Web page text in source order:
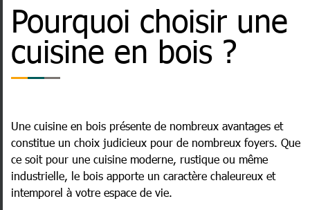
CUISINISTES
Pourquoi choisir une
cuisine en bois ?
Une cuisine en bois présente de nombreux avantages et
constitue un choix judicieux pour de nombreux foyers. Que
ce soit pour une cuisine moderne, rustique ou même
industrielle, le bois apporte un caractère chaleureux et
intemporel à votre espace de vie.